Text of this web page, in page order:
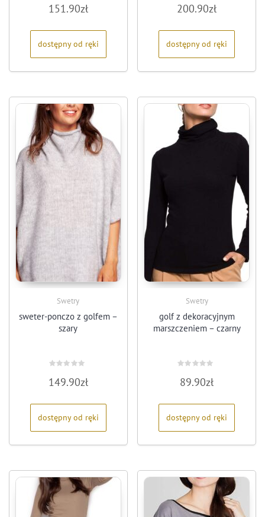
0
na
151.90zł
dostępny od ręki
0
na
200.90zł
dostępny od ręki
Swetry
sweter-ponczo z golfem –
szary
0
na
149.90zł
dostępny od ręki
Swetry
golf z dekoracyjnym
marszczeniem – czarny
0
na
89.90zł
dostępny od ręki